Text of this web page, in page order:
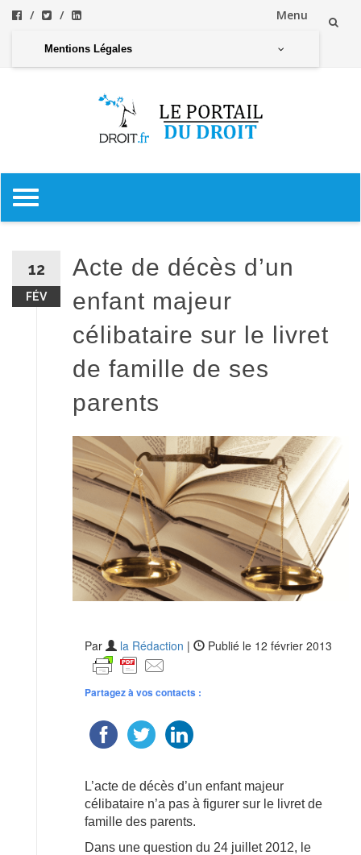
Menu
Mentions Légales
Acte de décès d’un
enfant majeur
célibataire sur le livret
de famille de ses
parents
12
FÉV
Par la Rédaction | Publié le 12 février 2013
Partagez à vos contacts :
L’acte de décès d’un enfant majeur
célibataire n’a pas à figurer sur le livret de
famille des parents.
Dans une question du 24 juillet 2012, le